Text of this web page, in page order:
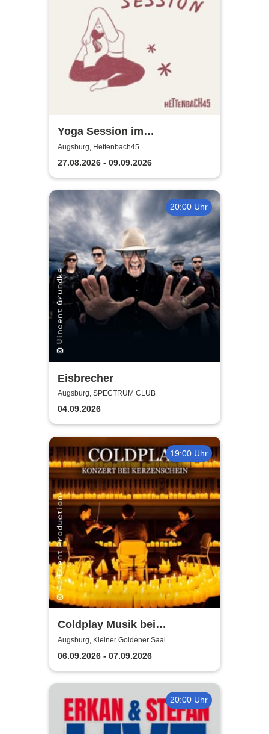
Yoga Session im
Hettenbach45
Augsburg, Hettenbach45
27.08.2026 - 09.09.2026
20:00 Uhr
Eisbrecher
Augsburg, SPECTRUM CLUB
04.09.2026
19:00 Uhr
Coldplay Musik bei
Kerzenschein
Augsburg, Kleiner Goldener Saal
06.09.2026 - 07.09.2026
20:00 Uhr